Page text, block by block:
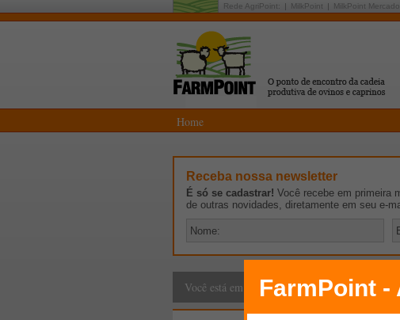
Rede AgriPoint: MilkPoint MilkPoint Mercado
Home
Receba nossa newsletter
É só se cadastrar! Você recebe em primeira
de outras novidades, diretamente em seu e-
Você está em: Cadeia Produtiva>Giro de